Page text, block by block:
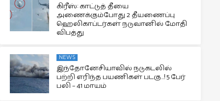
கிரீஸ்: காட்டுத் தீயை
அணைக்கும்போது 2 தீயணைப்பு
ஹெலிகாப்டர்கள் நடுவானில் மோதி
விபத்து
NEWS
இந்தோனேசியாவில் நடுகடலில்
பற்றி எரிந்த பயணிகள் படகு…! 5 பேர்
பலி – 41 மாயம்